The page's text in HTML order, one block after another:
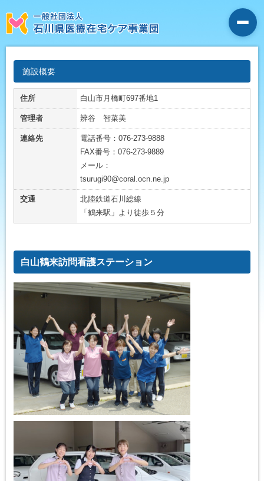
施設概要
住所 白山市月橋町697番地1
管理者 辨谷 智菜美
連絡先
電話番号：076-273-9888
FAX番号：076-273-9889
メール：
tsurugi90@coral.ocn.ne.jp
交通
北陸鉄道石川総線
「鶴来駅」より徒歩５分
白山鶴来訪問看護ステーション